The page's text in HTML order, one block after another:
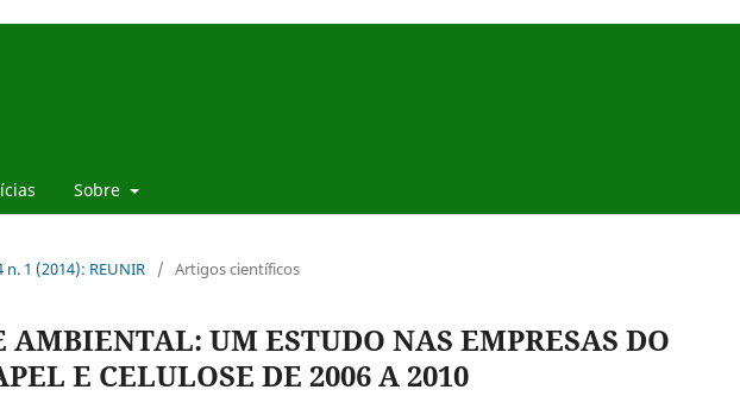
Sobre
n. 1 (2014): REUNIR / Artigos científicos
AMBIENTAL: UM ESTUDO NAS EMPRESAS DO
E CELULOSE DE 2006 A 2010